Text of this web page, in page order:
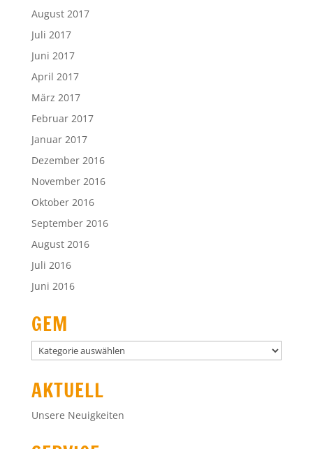
August 2017
Juli 2017
Juni 2017
April 2017
März 2017
Februar 2017
Januar 2017
Dezember 2016
November 2016
Oktober 2016
September 2016
August 2016
Juli 2016
Juni 2016
GEM
GEM
AKTUELL
Unsere Neuigkeiten